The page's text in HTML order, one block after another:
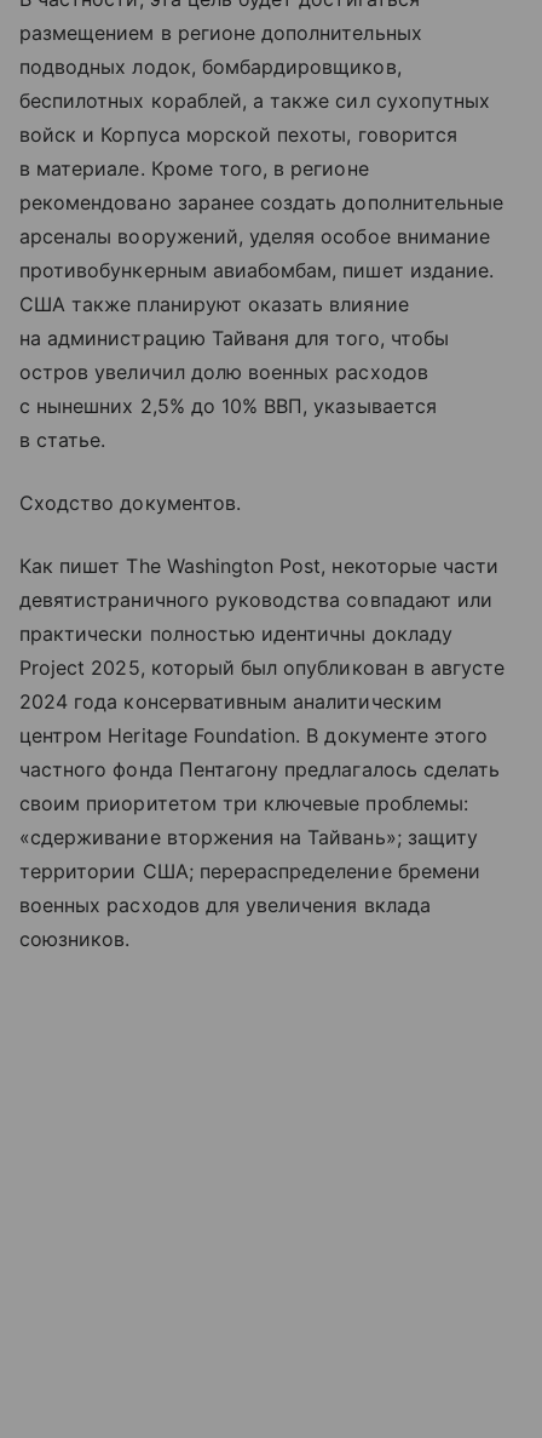
размещением в регионе дополнительных
подводных лодок, бомбардировщиков,
беспилотных кораблей, а также сил сухопутных
войск и Корпуса морской пехоты, говорится
в материале. Кроме того, в регионе
рекомендовано заранее создать дополнительные
арсеналы вооружений, уделяя особое внимание
противобункерным авиабомбам, пишет издание.
США также планируют оказать влияние
на администрацию Тайваня для того, чтобы
остров увеличил долю военных расходов
с нынешних 2,5% до 10% ВВП, указывается
в статье.
Сходство документов.
Как пишет The Washington Post, некоторые части
девятистраничного руководства совпадают или
практически полностью идентичны докладу
Project 2025, который был опубликован в августе
2024 года консервативным аналитическим
центром Heritage Foundation. В документе этого
частного фонда Пентагону предлагалось сделать
своим приоритетом три ключевые проблемы:
«сдерживание вторжения на Тайвань»; защиту
территории США; перераспределение бремени
военных расходов для увеличения вклада
союзников.